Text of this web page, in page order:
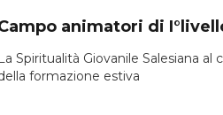
animatori di
La Spiritualità Giovanile Salesiana al
formazione estiva